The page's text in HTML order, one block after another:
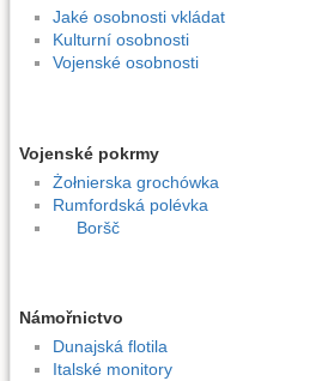
Jaké osobnosti vkládat
Kulturní osobnosti
Vojenské osobnosti
Vojenské pokrmy
Żołnierska grochówka
Rumfordská polévka
Boršč
Námořnictvo
Dunajská flotila
Italské monitory